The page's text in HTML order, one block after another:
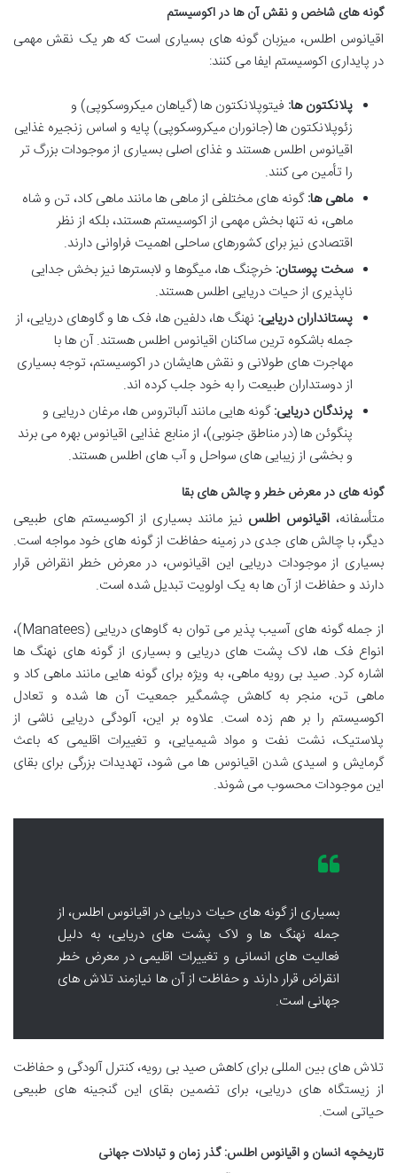
گونه های شاخص و نقش آن ها در اکوسیستم
اقیانوس اطلس، میزبان گونه های بسیاری است که هر یک نقش مهمی
در پایداری اکوسیستم ایفا می کنند:
پلانکتون ها: فیتوپلانکتون ها (گیاهان میکروسکوپی) و
زئوپلانکتون ها (جانوران میکروسکوپی) پایه و اساس زنجیره غذایی
اقیانوس اطلس هستند و غذای اصلی بسیاری از موجودات بزرگ تر
را تأمین می کنند.
ماهی ها:گونه های مختلفی از ماهی ها مانند ماهی کاد، تن و شاه
ماهی، نه تنها بخش مهمی از اکوسیستم هستند، بلکه از نظر
اقتصادی نیز برای کشورهای ساحلی اهمیت فراوانی دارند.
سخت پوستان: خرچنگ ها، میگوها و لابسترها نیز بخش جدایی
ناپذیری از حیات دریایی اطلس هستند.
پستانداران دریایی: نهنگ ها، دلفین ها، فک ها و گاوهای دریایی، از
جمله باشکوه ترین ساکنان اقیانوس اطلس هستند. آن ها با
مهاجرت های طولانی و نقش هایشان در اکوسیستم، توجه بسیاری
از دوستداران طبیعت را به خود جلب کرده اند.
پرندگان دریایی:گونه هایی مانند آلباتروس ها، مرغان دریایی و
پنگوئن ها (در مناطق جنوبی)، از منابع غذایی اقیانوس بهره می برند
و بخشی از زیبایی های سواحل و آب های اطلس هستند.
گونه های در معرض خطر و چالش های بقا
متأسفانه، اقیانوس اطلس نیز مانند بسیاری از اکوسیستم های طبیعی
دیگر، با چالش های جدی در زمینه حفاظت از گونه های خود مواجه است.
بسیاری از موجودات دریایی این اقیانوس، در معرض خطر انقراض قرار
دارند و حفاظت از آن ها به یک اولویت تبدیل شده است.
از جمله گونه های آسیب پذیر می توان به گاوهای دریایی (Manatees)،
انواع فک ها، لاک پشت های دریایی و بسیاری از گونه های نهنگ ها
اشاره کرد. صید بی رویه ماهی، به ویژه برای گونه هایی مانند ماهی کاد و
ماهی تن، منجر به کاهش چشمگیر جمعیت آن ها شده و تعادل
اکوسیستم را بر هم زده است. علاوه بر این، آلودگی دریایی ناشی از
پلاستیک، نشت نفت و مواد شیمیایی، و تغییرات اقلیمی که باعث
گرمایش و اسیدی شدن اقیانوس ها می شود، تهدیدات بزرگی برای بقای
این موجودات محسوب می شوند.
بسیاری از گونه های حیات دریایی در اقیانوس اطلس، از
جمله نهنگ ها و لاک پشت های دریایی، به دلیل
فعالیت های انسانی و تغییرات اقلیمی در معرض خطر
انقراض قرار دارند و حفاظت از آن ها نیازمند تلاش های
جهانی است.
تلاش های بین المللی برای کاهش صید بی رویه، کنترل آلودگی و حفاظت
از زیستگاه های دریایی، برای تضمین بقای این گنجینه های طبیعی
حیاتی است.
تاریخچه انسان و اقیانوس اطلس: گذر زمان و تبادلات جهانی